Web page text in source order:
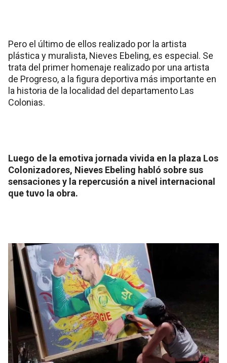
Pero el último de ellos realizado por la artista
plástica y muralista, Nieves Ebeling, es especial. Se
trata del primer homenaje realizado por una artista
de Progreso, a la figura deportiva más importante en
la historia de la localidad del departamento Las
Colonias.
Luego de la emotiva jornada vivida en la plaza Los
Colonizadores, Nieves Ebeling habló sobre sus
sensaciones y la repercusión a nivel internacional
que tuvo la obra.